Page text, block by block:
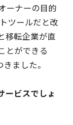
ーナーの目的
ツールだと改
移転企業が直
とができる
ました。
ービスでしょ